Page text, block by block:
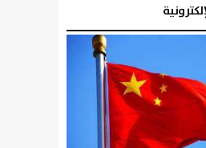
05:45 مـ